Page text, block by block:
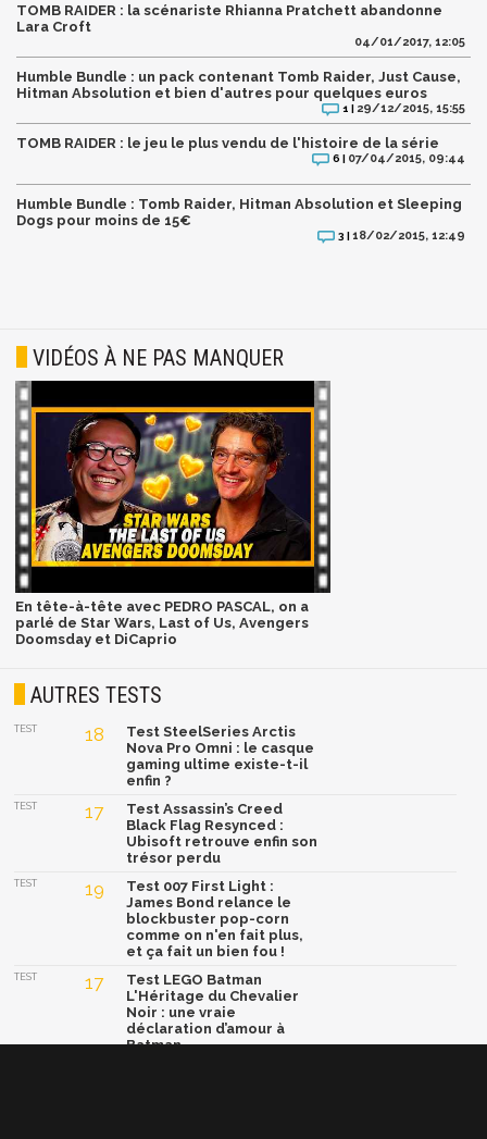
TOMB RAIDER : la scénariste Rhianna Pratchett abandonne
Lara Croft
04/01/2017, 12:05
Humble Bundle : un pack contenant Tomb Raider, Just Cause,
Hitman Absolution et bien d'autres pour quelques euros
1 | 29/12/2015, 15:55
TOMB RAIDER : le jeu le plus vendu de l'histoire de la série
6 | 07/04/2015, 09:44
Humble Bundle : Tomb Raider, Hitman Absolution et Sleeping
Dogs pour moins de 15€
3 |18/02/2015, 12:49
VIDÉOS À NE PAS MANQUER
En tête-à-tête avec PEDRO PASCAL, on a
parlé de Star Wars, Last of Us, Avengers
Doomsday et DiCaprio
AUTRES TESTS
TEST 18
Test SteelSeries Arctis
Nova Pro Omni : le casque
gaming ultime existe-t-il
enfin ?
TEST 17
Test Assassin’s Creed
Black Flag Resynced :
Ubisoft retrouve enfin son
trésor perdu
TEST 19
Test 007 First Light :
James Bond relance le
blockbuster pop-corn
comme on n'en fait plus,
et ça fait un bien fou !
TEST 17
Test LEGO Batman
L'Héritage du Chevalier
Noir : une vraie
déclaration d’amour à
Batman